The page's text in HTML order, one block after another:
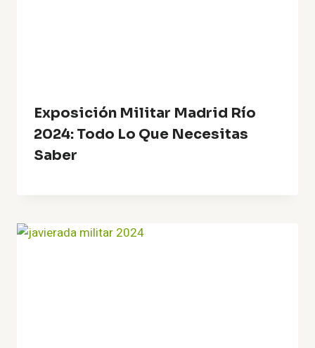
Exposición Militar Madrid Río
2024: Todo Lo Que Necesitas
Saber